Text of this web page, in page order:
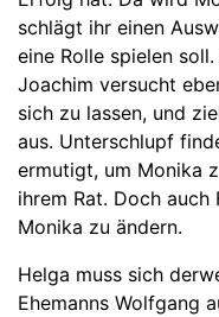
schlägt ihr einen
eine Rolle spielen
Joachim versucht
sich zu lassen, und
aus. Unterschlupf
ermutigt, um Monika
ihrem Rat. Doch
Monika zu ändern.
Helga muss sich
Ehemanns Wolfgang